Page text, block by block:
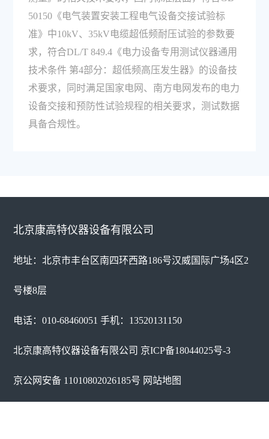
50150《电气装置安装工程电气设备交接试验标
准》中10kV、35kV电缆超低频耐压试验的参数要
求，符合DL/T 849.4《电力设备专用测试仪器通用
技术条件 第4部分：超低频高压发生器》的设备技
术要求，同时满足国家电网、南方电网发布的电力
设备交接和预防性试验规程的相关要求，测试数据
具备合规性。
北京康高特仪器设备有限公司
地址：北京市丰台区南四环西路186号汉威国际广场4区2
号楼8层
电话：010-68460051 手机：13520131150
北京康高特仪器设备有限公司 京ICP备18044025号-3
京公网安备 11010802026185号 网站地图